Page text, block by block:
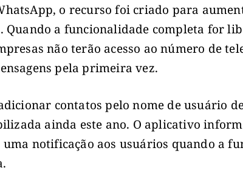
o recurso foi criado para
Quando a funcionalidade completa for
não terão acesso ao número de
pela primeira vez.
contatos pelo nome de usuário
ainda este ano. O aplicativo
notificação aos usuários quando a